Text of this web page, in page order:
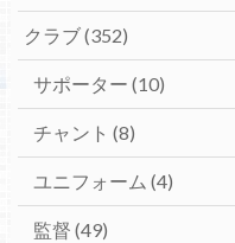
クラブ(352)
サポーター (10)
チャント (8)
ユニフォーム (4)
監督 (49)